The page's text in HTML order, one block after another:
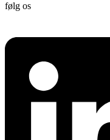
følg os